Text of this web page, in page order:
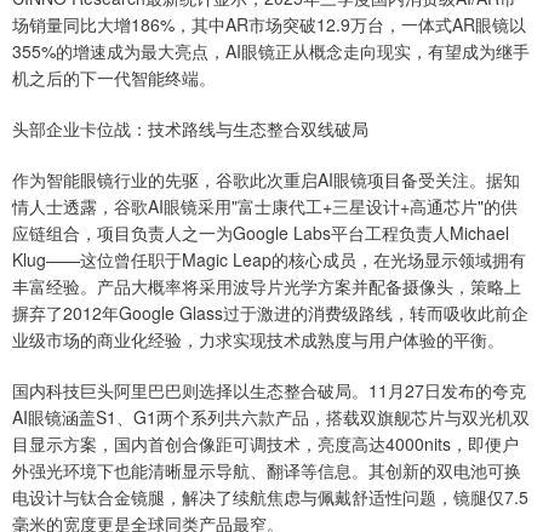
场销量同比大增186%，其中AR市场突破12.9万台，一体式AR眼镜以
355%的增速成为最大亮点，AI眼镜正从概念走向现实，有望成为继手
机之后的下一代智能终端。
头部企业卡位战：技术路线与生态整合双线破局
作为智能眼镜行业的先驱，谷歌此次重启AI眼镜项目备受关注。据知
情人士透露，谷歌AI眼镜采用"富士康代工+三星设计+高通芯片"的供
应链组合，项目负责人之一为Google Labs平台工程负责人Michael
Klug——这位曾任职于Magic Leap的核心成员，在光场显示领域拥有
丰富经验。产品大概率将采用波导片光学方案并配备摄像头，策略上
摒弃了2012年Google Glass过于激进的消费级路线，转而吸收此前企
业级市场的商业化经验，力求实现技术成熟度与用户体验的平衡。
国内科技巨头阿里巴巴则选择以生态整合破局。11月27日发布的夸克
AI眼镜涵盖S1、G1两个系列共六款产品，搭载双旗舰芯片与双光机双
目显示方案，国内首创合像距可调技术，亮度高达4000nits，即便户
外强光环境下也能清晰显示导航、翻译等信息。其创新的双电池可换
电设计与钛合金镜腿，解决了续航焦虑与佩戴舒适性问题，镜腿仅7.5
毫米的宽度更是全球同类产品最窄。